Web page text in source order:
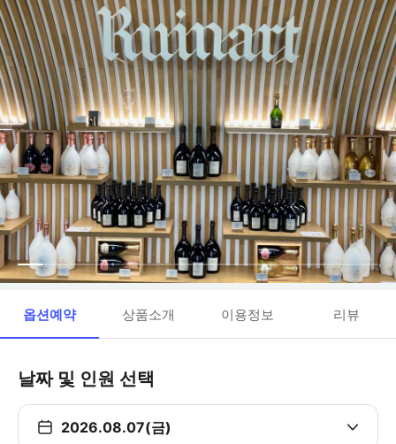
옵션예약 상품소개 이용정보 리뷰
날짜 및 인원 선택
2026.08.07(금)